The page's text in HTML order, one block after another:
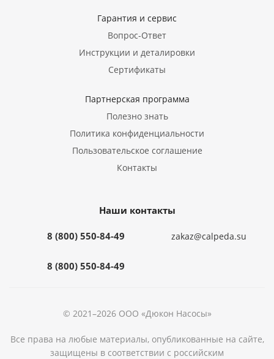
Гарантия и сервис
Вопрос-Ответ
Инструкции и деталировки
Сертификаты
Партнерская программа
Полезно знать
Политика конфиденциальности
Пользовательское соглашение
Контакты
Наши контакты
8 (800) 550-84-49
8 (800) 550-84-49
zakaz@calpeda.su
© 2021–2026 ООО «Дюкон Насосы»
Все права на любые материалы, опубликованные на сайте,
защищены в соответствии с российским